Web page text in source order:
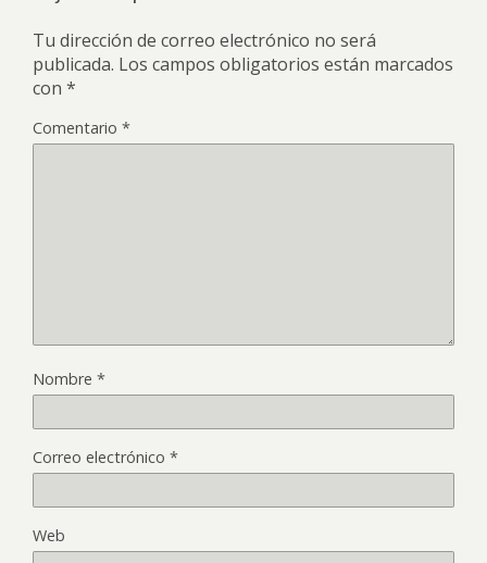
Tu dirección de correo electrónico no será
publicada. Los campos obligatorios están marcados
con *
Comentario *
Nombre *
Correo electrónico *
Web